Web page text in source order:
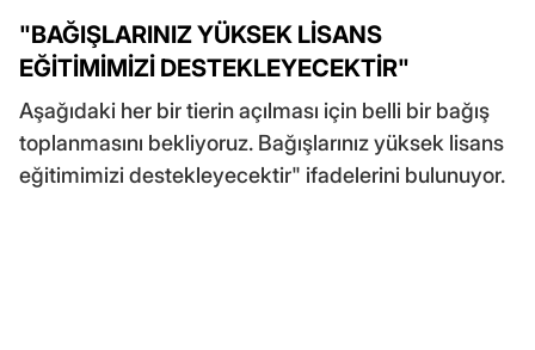
"BAĞIŞLARINIZ YÜKSEK LİSANS
EĞİTİMİMİZİ DESTEKLEYECEKTİR"
Aşağıdaki her bir tierin açılması için belli bir bağış
toplanmasını bekliyoruz. Bağışlarınız yüksek lisans
eğitimimizi destekleyecektir" ifadelerini bulunuyor.